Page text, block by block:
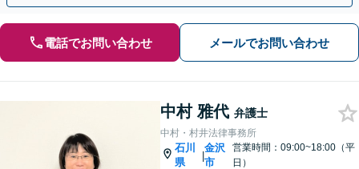
電話でお問い合わせ メールでお問い合わせ
中村 雅代 弁護士
中村・村井法律事務所
石川
県
|
金沢
市
営業時間：09:00~18:00（平
日）